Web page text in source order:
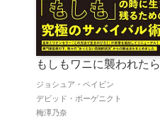
もしもワニに襲われたら
ジョシュア・ペイビン
デビッド・ボーゲニクト
梅澤乃奈